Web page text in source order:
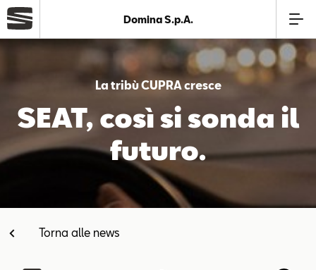
Offerte
Business
Domina S.p.A.
La tribù CUPRA cresce
SEAT, così si sonda il
futuro.
Torna alle news